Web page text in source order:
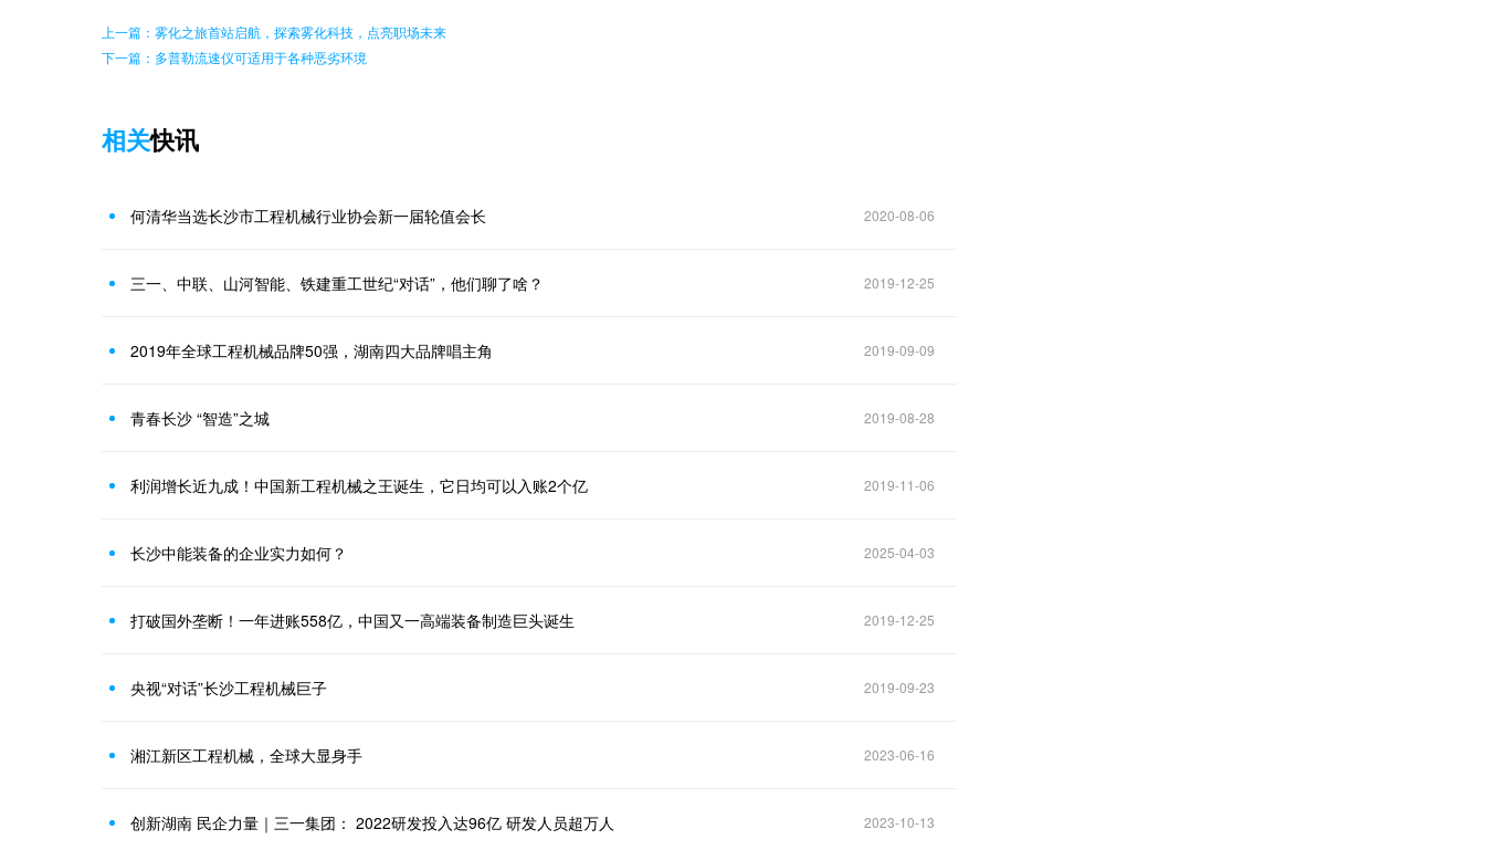
上一篇：雾化之旅首站启航，探索雾化科技，点亮职场未来
下一篇：多普勒流速仪可适用于各种恶劣环境
相关快讯
何清华当选长沙市工程机械行业协会新一届轮值会长 2020-08-06
三一、中联、山河智能、铁建重工世纪“对话”，他们聊了啥？ 2019-12-25
2019年全球工程机械品牌50强，湖南四大品牌唱主角 2019-09-09
青春长沙 “智造”之城 2019-08-28
利润增长近九成！中国新工程机械之王诞生，它日均可以入账2个亿 2019-11-06
长沙中能装备的企业实力如何？ 2025-04-03
打破国外垄断！一年进账558亿，中国又一高端装备制造巨头诞生 2019-12-25
央视“对话”长沙工程机械巨子 2019-09-23
湘江新区工程机械，全球大显身手 2023-06-16
创新湖南 民企力量｜三一集团： 2022研发投入达96亿 研发人员超万人 2023-10-13